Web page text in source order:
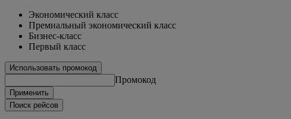
Экономический класс
Премиальный экономический класс
Бизнес-класс
Первый класс
Использовать промокод
Промокод
Применить
Поиск рейсов